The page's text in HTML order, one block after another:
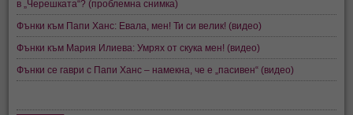
в „Черешката“? (проблемна снимка)
Фънки към Папи Ханс: Евала, мен! Ти си велик! (видео)
Фънки към Мария Илиева: Умрях от скука мен! (видео)
Фънки се гаври с Папи Ханс – намекна, че е „пасивен“ (видео)